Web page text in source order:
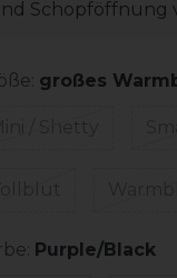
Schopföffnung
großes
Purple/Black